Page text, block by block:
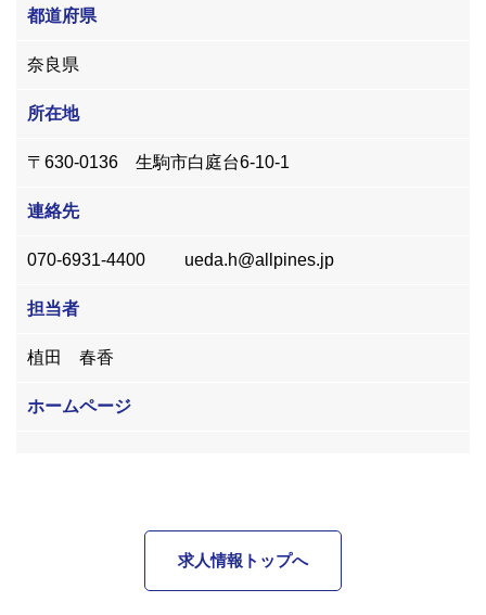
都道府県
奈良県
所在地
〒630-0136 生駒市白庭台6-10-1
連絡先
070-6931-4400 ueda.h@allpines.jp
担当者
植田 春香
ホームページ
求人情報トップへ